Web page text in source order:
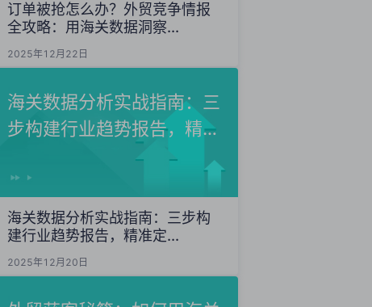
订单被抢怎么办？外贸竞争情报
全攻略：用海关数据洞察...
2025年12月22日
海关数据分析实战指南：三
步构建行业趋势报告，精准
海关数据分析实战指南：三步构
建行业趋势报告，精准定...
2025年12月20日